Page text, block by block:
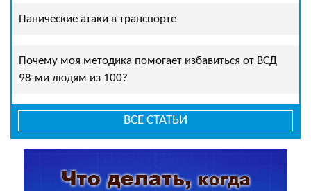
Панические атаки в транспорте
Почему моя методика помогает избавиться от ВСД
98-ми людям из 100?
ВСЕ СТАТЬИ